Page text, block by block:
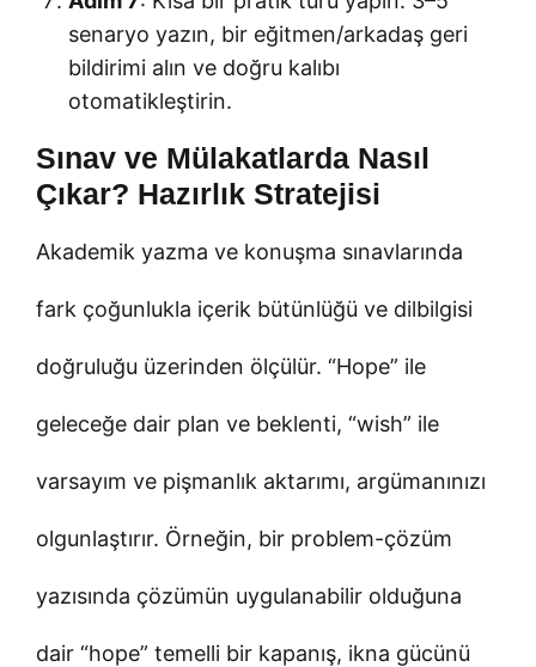
senaryo yazın, bir eğitmen/arkadaş geri
bildirimi alın ve doğru kalıbı
otomatikleştirin.
Sınav ve Mülakatlarda Nasıl
Çıkar? Hazırlık Stratejisi
Akademik yazma ve konuşma sınavlarında
fark çoğunlukla içerik bütünlüğü ve dilbilgisi
doğruluğu üzerinden ölçülür. “Hope” ile
geleceğe dair plan ve beklenti, “wish” ile
varsayım ve pişmanlık aktarımı, argümanınızı
olgunlaştırır. Örneğin, bir problem-çözüm
yazısında çözümün uygulanabilir olduğuna
dair “hope” temelli bir kapanış, ikna gücünü